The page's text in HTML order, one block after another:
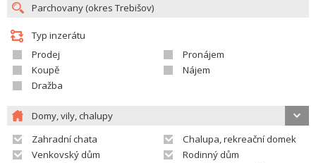
Typ inzerátu
Prodej
Pronájem
Koupě
Nájem
Dražba
Domy, vily, chalupy
Zahradní chata
Chalupa, rekreační domek
Venkovský dům
Rodinný dům